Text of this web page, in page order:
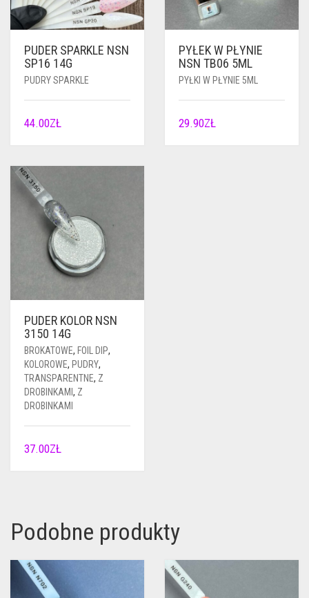
PUDER SPARKLE NSN
SP16 14G
PUDRY SPARKLE
44.00ZŁ
PYŁEK W PŁYNIE
NSN TB06 5ML
PYŁKI W PŁYNIE 5ML
29.90ZŁ
PUDER KOLOR NSN
3150 14G
BROKATOWE, FOIL DIP,
KOLOROWE, PUDRY,
TRANSPARENTNE, Z
DROBINKAMI , Z
DROBINKAMI
37.00ZŁ
Podobne produkty